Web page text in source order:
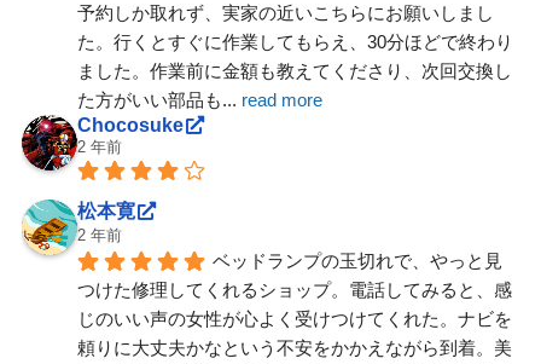
予約しか取れず、実家の近いこちらにお願いしまし
た。行くとすぐに作業してもらえ、30分ほどで終わり
ました。作業前に金額も教えてくださり、次回交換し
た方がいい部品も... read more
Chocosuke
2 年前
松本寛
2 年前
ベッドランプの玉切れで、やっと見
つけた修理してくれるショップ。電話してみると、感
じのいい声の女性が心よく受けつけてくれた。ナビを
頼りに大丈夫かなという不安をかかえながら到着。美